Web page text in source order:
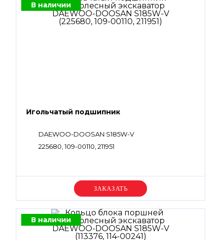
В наличии
Игольчатый подшипник
DAEWOO-DOOSAN S185W-V
225680, 109-00110, 211951
Уточняйте цену
В наличии